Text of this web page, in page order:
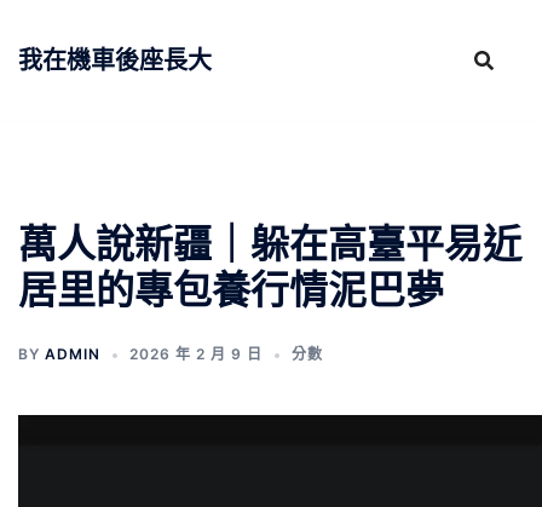
我在機車後座長大
萬人說新疆｜躲在高臺平易近
居里的專包養行情泥巴夢
BY ADMIN 2026 年 2 月 9 日 分數